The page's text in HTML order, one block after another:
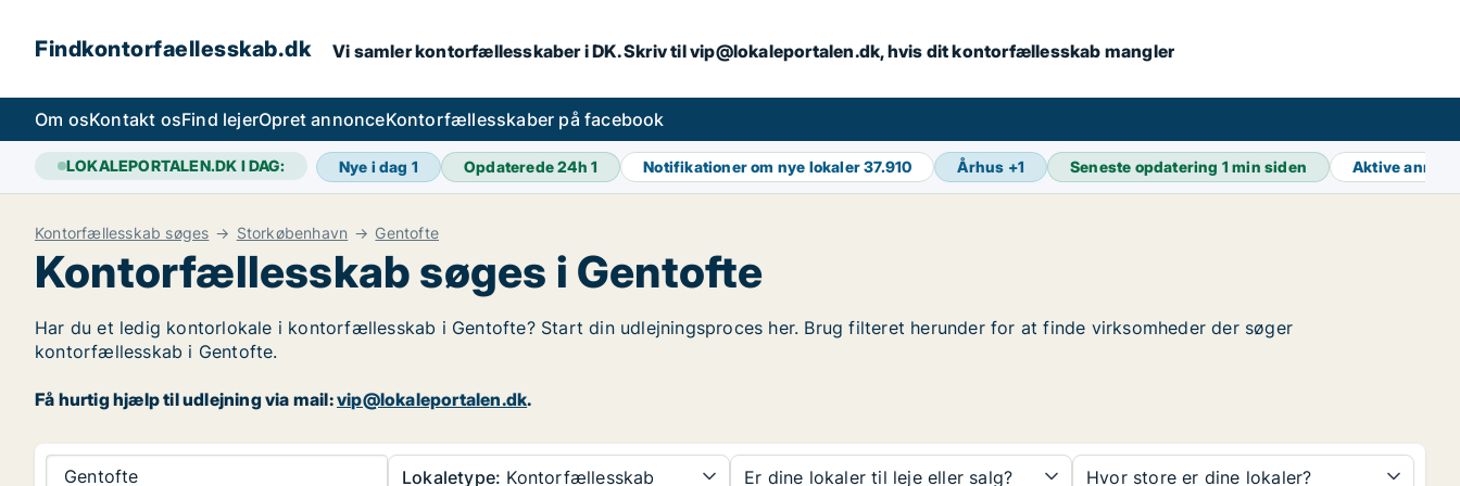
Findkontorfaellesskab.dk Vi samler kontorfællesskaber i DK. Skriv til vip@lokaleportalen.dk, hvis dit kontorfællesskab mangler
Om osKontakt osFind lejerOpret annonceKontorfællesskaber på facebook
LOKALEPORTALEN.DK I DAG: Nye i dag 1 Opdaterede 24h1 Notifikationer om nye lokaler37.910 Århus +1 Seneste opdatering 1 min siden Aktive
Kontorfællesskab søges Storkøbenhavn Gentofte
Kontorfællesskab søges i Gentofte
Har du et ledig kontorlokale i kontorfællesskab i Gentofte? Start din udlejningsproces her. Brug filteret herunder for at finde virksomheder der søger
kontorfællesskab i Gentofte.
Få hurtig hjælp til udlejning via mail:vip@lokaleportalen.dk.
Gentofte Lokaletype: Kontorfællesskab Er dine lokaler til leje eller salg? Hvor store er dine lokaler?